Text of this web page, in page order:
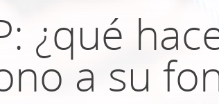
¿qué
a su
TRIBUTACIÓN INTERNACIONAL | TODO
NO DOMICILIADOS